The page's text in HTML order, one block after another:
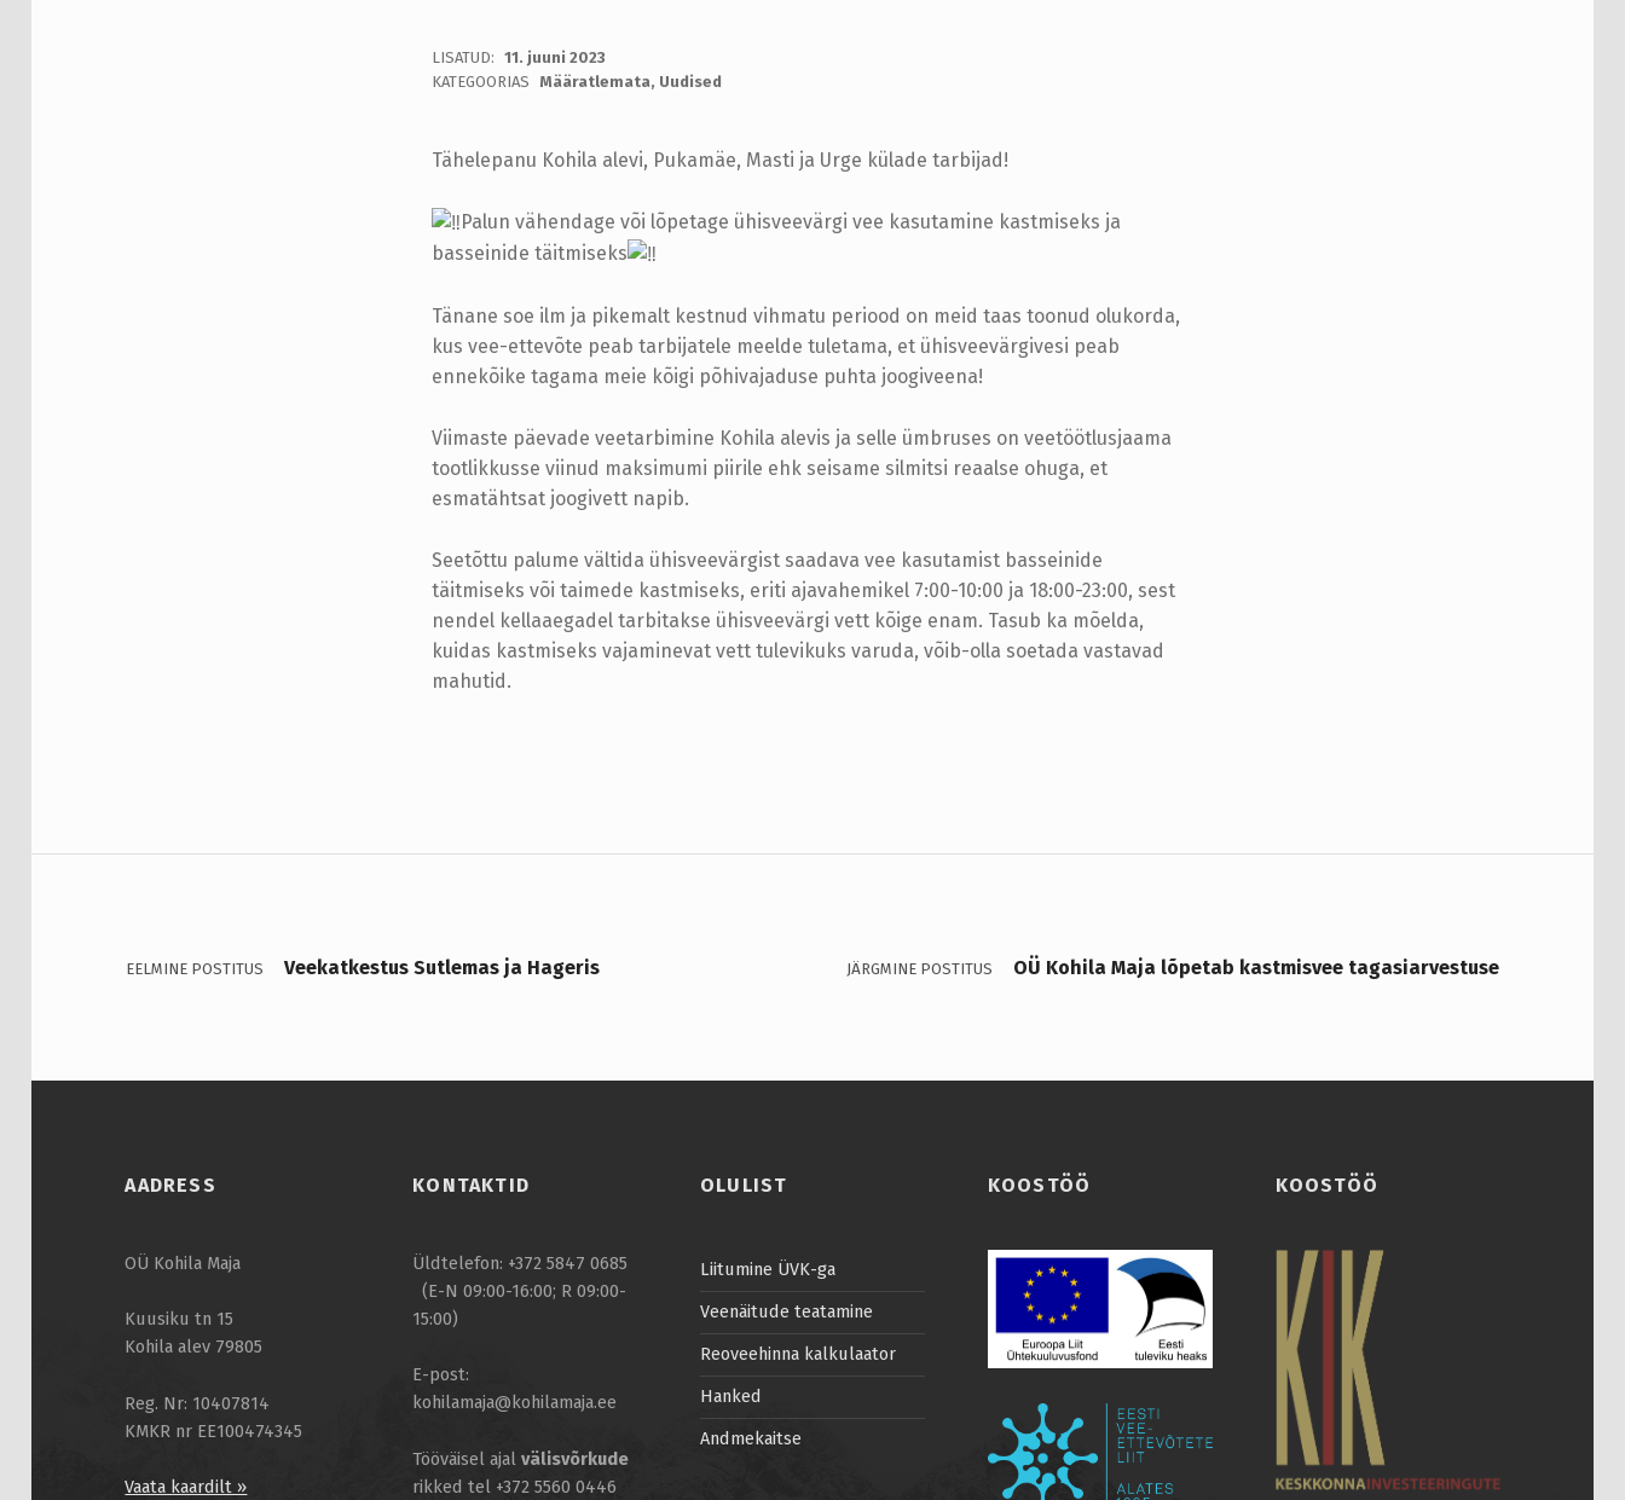
K
S
T
M
I
S
E
E
L
I
I
G
R
M
N
K
H
I
L
A
A
LISATUD: 11. juuni 2023
admin
KATEGOORIAS Määratlemata, Uudised
Tähelepanu Kohila alevi, Pukamäe, Masti ja Urge külade tarbijad!
Palun vähendage või lõpetage ühisveevärgi vee kasutamine kastmiseks ja
basseinide täitmiseks
Tänane soe ilm ja pikemalt kestnud vihmatu periood on meid taas toonud olukorda,
kus vee-ettevõte peab tarbijatele meelde tuletama, et ühisveevärgivesi peab
ennekõike tagama meie kõigi põhivajaduse puhta joogiveena!
Viimaste päevade veetarbimine Kohila alevis ja selle ümbruses on veetöötlusjaama
tootlikkusse viinud maksimumi piirile ehk seisame silmitsi reaalse ohuga, et
esmatähtsat joogivett napib.
Seetõttu palume vältida ühisveevärgist saadava vee kasutamist basseinide
täitmiseks või taimede kastmiseks, eriti ajavahemikel 7:00-10:00 ja 18:00-23:00, sest
nendel kellaaegadel tarbitakse ühisveevärgi vett kõige enam. Tasub ka mõelda,
kuidas kastmiseks vajaminevat vett tulevikuks varuda, võib-olla soetada vastavad
mahutid.
Navigeerimine
EELMINE POSTITUS Veekatkestus Sutlemas ja Hageris JÄRGMINE POSTITUS OÜ Kohila Maja lõpetab kastmisvee tagasiarvestuse
AADRESS
OÜ Kohila Maja
Kuusiku tn 15
Kohila alev 79805
Reg. Nr: 10407814
KMKR nr EE100474345
Vaata kaardilt »
KONTAKTID
Üldtelefon: +372 5847 0685
(E-N 09:00-16:00; R 09:00-
15:00)
E-post:
kohilamaja@kohilamaja.ee
Tööväisel ajalvälisvõrkude
rikked tel +372 5560 0446
OLULIST
Liitumine ÜVK-ga
Veenäitude teatamine
Reoveehinna kalkulaator
Hanked
Andmekaitse
KOOSTÖÖ KOOSTÖÖ